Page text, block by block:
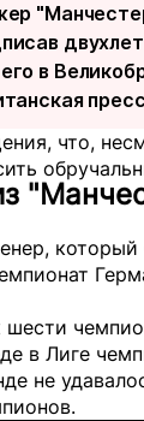
в
что,
в Лиге
не